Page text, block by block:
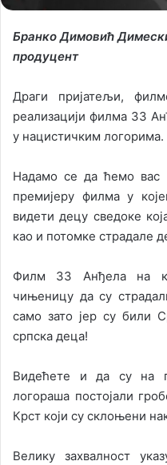
Бранко Димовић
продуцент
Драги пријатељи,
реализацији филма 33
у нацистичким логорима.
Надамо се да ћемо вас
премијеру филма у
видети децу сведоке
као и потомке страдале
Филм 33 Анђела на
чињеницу да су
само зато јер су били
српска деца!
Видећете и да су на
логораша постојали
Крст који су склоњени
Велику захвалност